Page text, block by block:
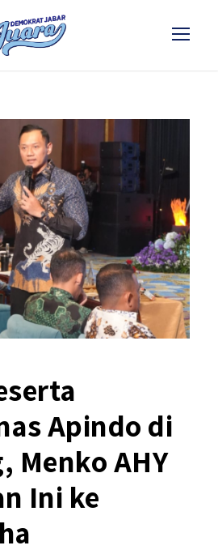
Apindo di
Menko AHY
Ini ke